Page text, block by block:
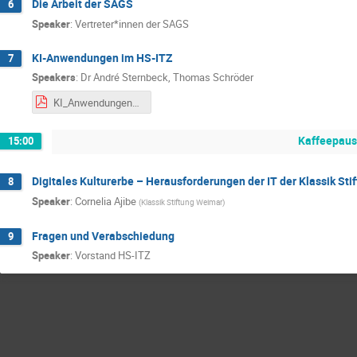
6 Die Arbeit der SAGS
Speaker: Vertreter*innen der SAGS
7 KI-Anwendungen im HS-ITZ
Speakers: DrAndré Sternbeck, Thomas Schröder
KI_Anwendungen_am_HSITZ_2025-11.pdf
15:00
8 Digitales Kulturerbe – Herausforderungen der IT der Klassik
Speaker: Cornelia Ajibe (Klassik Stiftung Weimar)
9 Fragen und Verabschiedung
Speaker: Vorstand HS-ITZ